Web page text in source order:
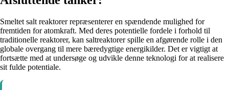
Smeltet salt reaktorer repræsenterer en spændende mulighed for
fremtiden for atomkraft. Med deres potentielle fordele i forhold til
traditionelle reaktorer, kan saltreaktorer spille en afgørende rolle i den
globale overgang til mere bæredygtige energikilder. Det er vigtigt at
fortsætte med at undersøge og udvikle denne teknologi for at realisere
sit fulde potentiale.